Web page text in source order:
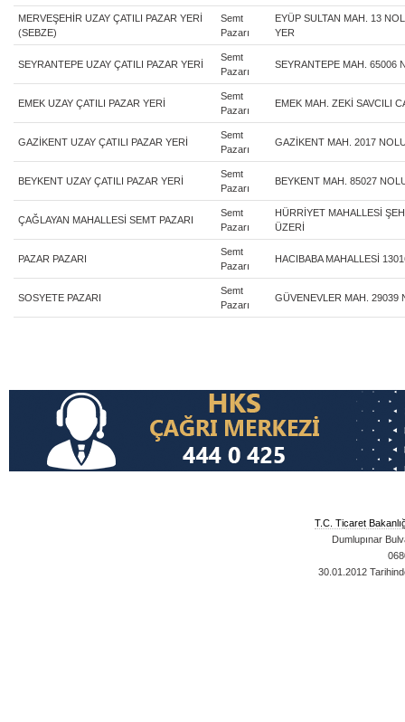
MERVEŞEHİR UZAY ÇATILI PAZAR YERİ
(SEBZE)
Semt
Pazarı
EYÜP SULTAN MAH. 13
YER
SEYRANTEPE UZAY ÇATILI PAZAR YERİ
Semt
Pazarı
SEYRANTEPE MAH. 65006
EMEK UZAY ÇATILI PAZAR YERİ
Semt
Pazarı
EMEK MAH. ZEKİ SAVCILI
GAZİKENT UZAY ÇATILI PAZAR YERİ
Semt
Pazarı
GAZİKENT MAH. 2017
BEYKENT UZAY ÇATILI PAZAR YERİ
Semt
Pazarı
BEYKENT MAH. 85027
ÇAĞLAYAN MAHALLESİ SEMT PAZARI
Semt
Pazarı
HÜRRİYET MAHALLESİ
ÜZERİ
PAZAR PAZARI
Semt
Pazarı
HACIBABA MAHALLESİ
SOSYETE PAZARI
Semt
Pazarı
GÜVENEVLER MAH. 29039
T.C. Ticaret
Dumlupınar
30.01.2012